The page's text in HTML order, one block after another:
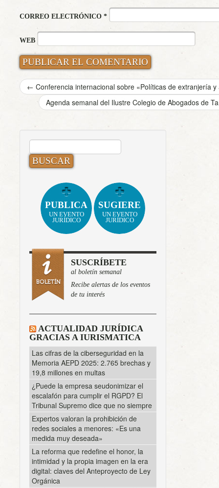
CORREO ELECTRÓNICO *
WEB
← Conferencia internacional sobre «Políticas de extranjería
Agenda semanal del Ilustre Colegio de Abogados de
BUSCAR:
PUBLICA
UN EVENTO
JURÍDICO
SUGIERE
UN EVENTO
JURÍDICO
SUSCRÍBETE
al boletín semanal
Recibe alertas de los eventos
de tu interés
ACTUALIDAD JURÍDICA
GRACIAS A IURISMATICA
Las cifras de la ciberseguridad en la
Memoria AEPD 2025: 2.765 brechas y
19,8 millones en multas
¿Puede la empresa seudonimizar el
escalafón para cumplir el RGPD? El
Tribunal Supremo dice que no siempre
Expertos valoran la prohibición de
redes sociales a menores: «Es una
medida muy deseada»
La reforma que redefine el honor, la
intimidad y la propia imagen en la era
digital: claves del Anteproyecto de Ley
Orgánica